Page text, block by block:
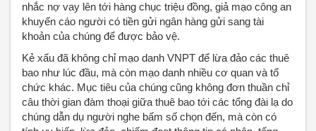
nhắc nợ vay lên tới hàng chục triệu đồng, giả mạo công an
khuyến cáo người có tiền gửi ngân hàng gửi sang tài
khoản của chúng để được bảo vệ.
Kẻ xấu đã không chỉ mạo danh VNPT để lừa đảo các thuê
bao như lúc đầu, mà còn mạo danh nhiều cơ quan và tổ
chức khác. Mục tiêu của chúng cũng không đơn thuần chỉ
câu thời gian đàm thoại giữa thuê bao tới các tổng đài lạ do
chúng dẫn dụ người nghe bấm số chọn đến, mà còn có